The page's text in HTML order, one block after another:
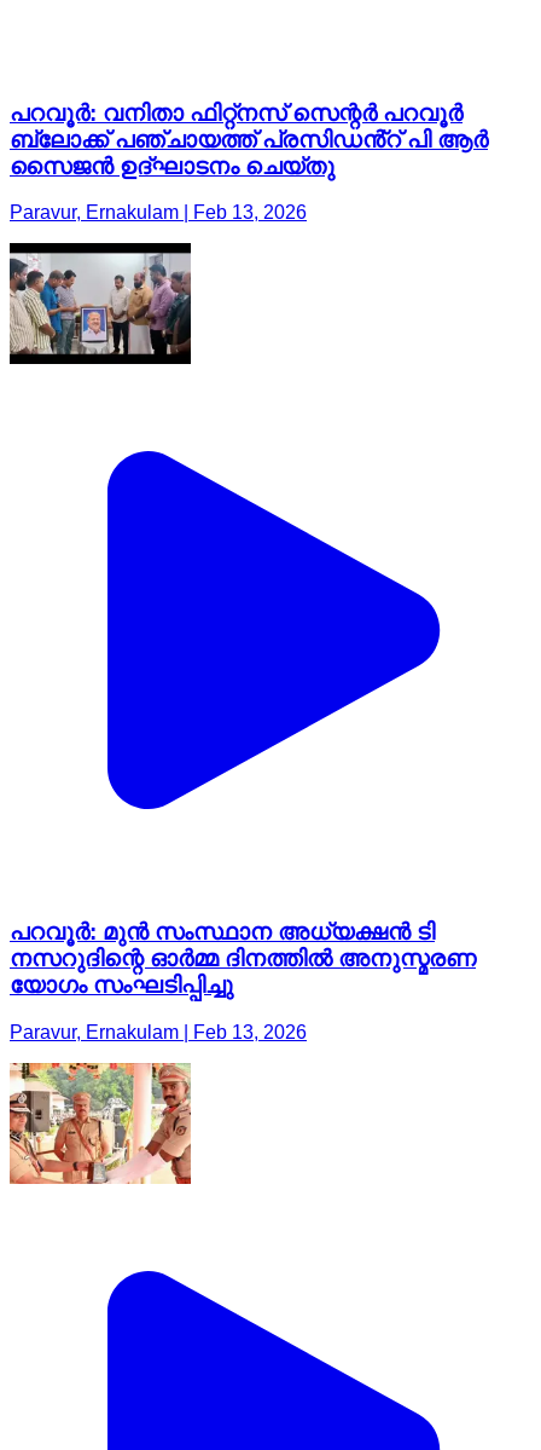
പറവൂർ: വനിതാ ഫിറ്റ്നസ് സെന്റർ പറവൂർ
ബ്ലോക്ക് പഞ്ചായത്ത് പ്രസിഡൻ്റ് പി ആർ
സൈജൻ ഉദ്ഘാടനം ചെയ്തു
Paravur, Ernakulam | Feb 13, 2026
പറവൂർ: മുൻ സംസ്ഥാന അധ്യക്ഷൻ ടി
നസറുദിന്റെ ഓർമ്മ ദിനത്തിൽ അനുസ്മരണ
യോഗം സംഘടിപ്പിച്ചു
Paravur, Ernakulam | Feb 13, 2026